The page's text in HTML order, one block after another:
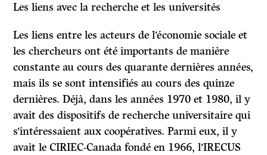
Les liens avec la recherche et les universités
Les liens entre les acteurs de l’économie sociale et
les chercheurs ont été importants de manière
constante au cours des quarante dernières années,
mais ils se sont intensifiés au cours des quinze
dernières. Déjà, dans les années 1970 et 1980, il y
avait des dispositifs de recherche universitaire qui
s’intéressaient aux coopératives. Parmi eux, il y
avait le CIRIEC-Canada fondé en 1966, l’IRECUS